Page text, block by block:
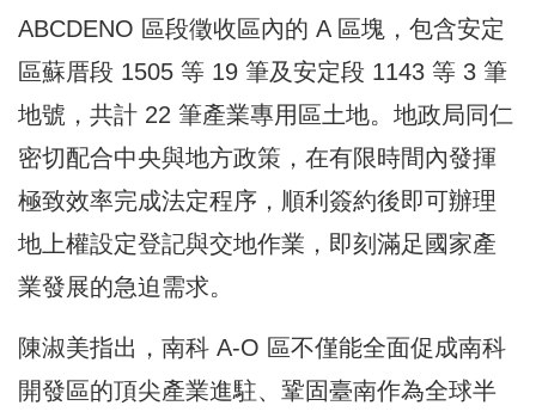
ABCDENO 區段徵收區內的 A 區塊，包含安定
區蘇厝段 1505 等 19 筆及安定段 1143 等 3 筆
地號，共計 22 筆產業專用區土地。地政局同仁
密切配合中央與地方政策，在有限時間內發揮
極致效率完成法定程序，順利簽約後即可辦理
地上權設定登記與交地作業，即刻滿足國家產
業發展的急迫需求。
陳淑美指出，南科 A-O 區不僅能全面促成南科
開發區的頂尖產業進駐、鞏固臺南作為全球半